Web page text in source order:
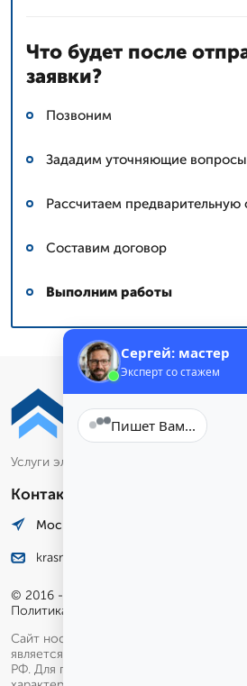
Что будет после
заявки?
Позвоним
Зададим уточняющие вопросы
Рассчитаем предварительную
Составим договор
Выполним работы
Лучше.Звони
Услуги электронного маркетинга и
Контакты
Москва, Лесная улица, 4. оф. 12
krasnoyarsk@stroyimdom.ru
© 2016 - 2026 гг.
Политика конфиденциальности
Сайт носит исключительно
является публичной офертой,
РФ. Для получения подробной
Сергей: мастер
Эксперт со стажем
Пишет Вам...